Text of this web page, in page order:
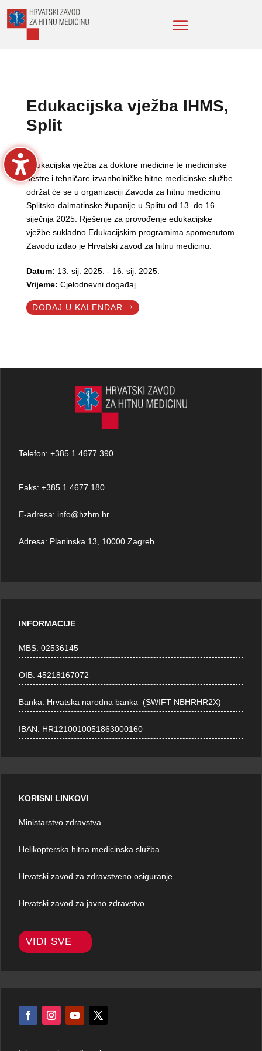
Edukacijska vježba IHMS,
Split
Edukacijska vježba za doktore medicine te medicinske
sestre i tehničare izvanbolničke hitne medicinske službe
održat će se u organizaciji Zavoda za hitnu medicinu
Splitsko-dalmatinske županije u Splitu od 13. do 16.
siječnja 2025. Rješenje za provođenje edukacijske
vježbe sukladno Edukacijskim programima spomenutom
Zavodu izdao je Hrvatski zavod za hitnu medicinu.
Datum: 13. sij. 2025. - 16. sij. 2025.
Vrijeme: Cjelodnevni događaj
DODAJ U KALENDAR
Telefon:+385 1 4677 390
Faks:+385 1 4677 180
E-adresa: info@hzhm.hr
Adresa: Planinska 13, 10000 Zagreb
INFORMACIJE
MBS: 02536145
OIB: 45218167072
Banka: Hrvatska narodna banka (SWIFT NBHRHR2X)
IBAN: HR1210010051863000160
KORISNI LINKOVI
Ministarstvo zdravstva
Helikopterska hitna medicinska služba
Hrvatski zavod za zdravstveno osiguranje
Hrvatski zavod za javno zdravstvo
VIDI SVE